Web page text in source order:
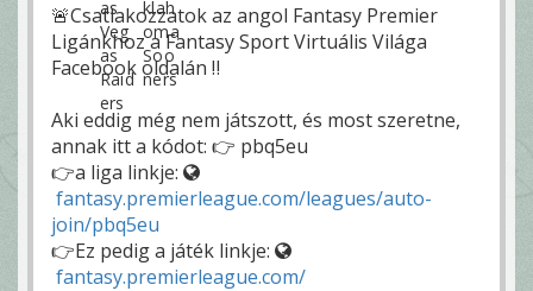
🚨Csatlakozzatok az angol Fantasy Premier
Ligánkhoz a Fantasy Sport Virtuális Világa
Facebook oldalán ‼️
Aki eddig még nem játszott, és most szeretne,
annak itt a kódot: 👉 pbq5eu
👉a liga linkje:
fantasy.premierleague.com/leagues/auto-
join/pbq5eu
👉Ez pedig a játék linkje:
fantasy.premierleague.com/